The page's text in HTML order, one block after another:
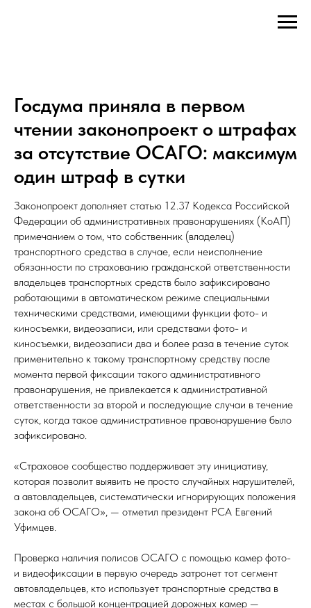
Госдума приняла в первом
чтении законопроект о штрафах
за отсутствие ОСАГО: максимум
один штраф в сутки
Законопроект дополняет статью 12.37 Кодекса Российской
Федерации об административных правонарушениях (КоАП)
примечанием о том, что собственник (владелец)
транспортного средства в случае, если неисполнение
обязанности по страхованию гражданской ответственности
владельцев транспортных средств было зафиксировано
работающими в автоматическом режиме специальными
техническими средствами, имеющими функции фото- и
киносъемки, видеозаписи, или средствами фото- и
киносъемки, видеозаписи два и более раза в течение суток
применительно к такому транспортному средству после
момента первой фиксации такого административного
правонарушения, не привлекается к административной
ответственности за второй и последующие случаи в течение
суток, когда такое административное правонарушение было
зафиксировано.
«Страховое сообщество поддерживает эту инициативу,
которая позволит выявить не просто случайных нарушителей,
а автовладельцев, систематически игнорирующих положения
закона об ОСАГО», — отметил президент РСА Евгений
Уфимцев.
Проверка наличия полисов ОСАГО с помощью камер фото-
и видеофиксации в первую очередь затронет тот сегмент
автовладельцев, кто использует транспортные средства в
местах с большой концентрацией дорожных камер —